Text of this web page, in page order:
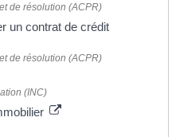
de résolution (ACPR)
un contrat de crédit
de résolution (ACPR)
(INC)